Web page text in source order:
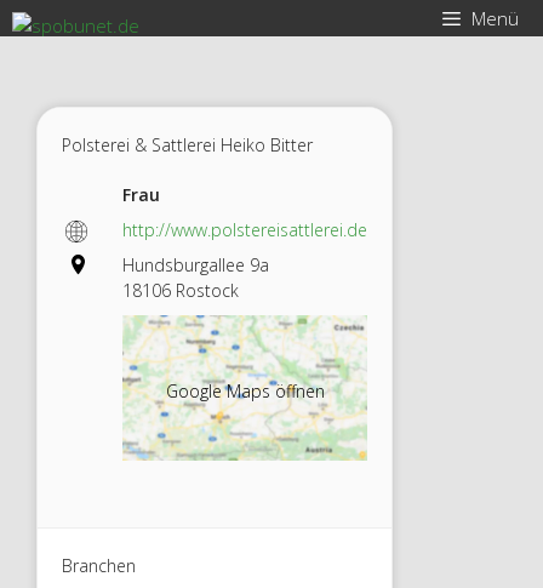
Zum
Inhalt
Menü
Polsterei & Sattlerei Heiko Bitter
Frau
http://www.polstereisattlerei.de
Hundsburgallee 9a
18106 Rostock
Google Maps öffnen
Branchen